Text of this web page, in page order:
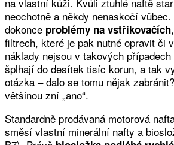
neochotně a někdy nenaskočí
dokonce problémy na vstřikovačích
filtrech, které je pak nutné opravit či
náklady nejsou v takových
šplhají do desítek tisíc korun, a tak
otázka – dalo se tomu nějak
většinou zní „ano“.
Standardně prodávaná motorová
směsí vlastní minerální nafty a